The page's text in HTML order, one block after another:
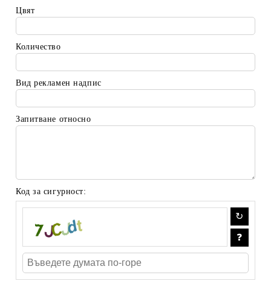
Цвят
Количество
Вид рекламен надпис
Запитване относно
Код за сигурност: